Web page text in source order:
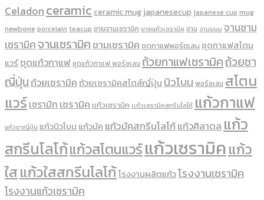
Celadonceramic ceramic mug japanesecup japanese cup mug
newbone porcelain teacup ขายจานเซรามิค ขายแก้วเซรามิค จาน จานขนม จานชาม
เซรามิคจานเซรามิคชามเซรามิคชุดกาแฟพอร์ชเลน ชุดกาแฟสโตน
แวร์ชุดแก้วกาแฟชุดแก้วกาแฟ พอร์ซเลน ถ้วยกาแฟเซรามิคถ้วยชา
ญี่ปุ่นถ้วยเซรามิคถ้วยเซรามิคสไตล์ญี่ปุ่น นิวโบน พอร์ซเลน สโตน
แวร์เซรามิกเซรามิคเเก้วเซรามิค เเก้วเซรามิคสกรีนโลโก้ แก้วกาแฟ
แก้วชาญี่ปุ่น แก้วนิวโบน แก้วมัคแก้วมัคสกรีนโลโก้แก้วศิลาดล แก้ว
สกรีนโลโก้แก้วสโตนแวร์แก้วเซรามิคแก้ว
ใสแก้วใสสกรีนโลโก้โรงงานผลิตแก้วโรงงานเซรามิค
โรงงานแก้วเซรามิค